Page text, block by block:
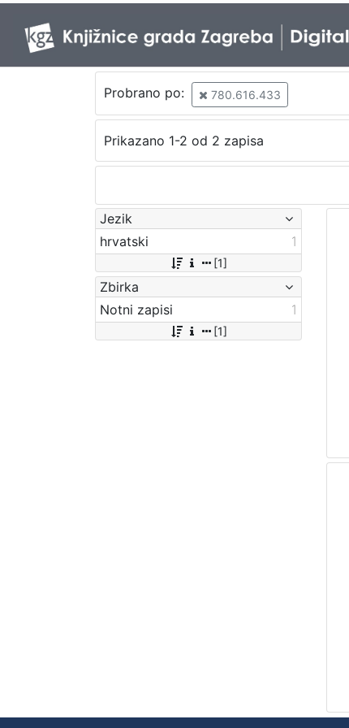
Probrano po: 780.616.433
Prikazano 1-2 od 2 zapisa
Jezik
hrvatski
1
[1]
Zbirka
Notni zapisi
1
[1]